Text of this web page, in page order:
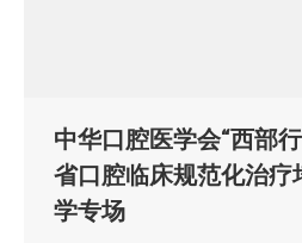
中华口腔医学会“西部
省口腔临床规范化治
学专场